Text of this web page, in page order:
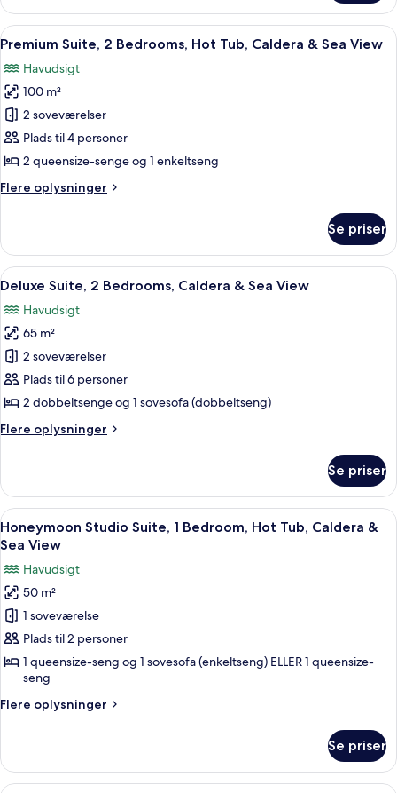
View
Suite,
Bedroom,
&
Sea
View
Indlæs
alle
billeder
af
Premium
Suite,
2
Hot
&
Sea
Et moderne, minimalistisk værelse
17
Premium Suite, 2 Bedrooms, Hot Tub, Caldera & Sea View
Havudsigt
100 m²
2 soveværelser
Plads til 4 personer
2 queensize-senge og 1 enkeltseng
Flere oplysninger
Flere
Suite,
Bedrooms,
Tub,
Caldera
&
Sea
View
Se priser
Indlæs
alle
billeder
af
Deluxe
Suite,
2
Caldera
View
Et hotelværelse med en stor seng,
5
Deluxe Suite, 2 Bedrooms, Caldera & Sea View
Havudsigt
65 m²
2 soveværelser
Plads til 6 personer
2 dobbeltsenge og 1 sovesofa (dobbeltseng)
Flere oplysninger
Flere
Suite,
Bedrooms,
Caldera
Sea
View
Se priser
Indlæs
alle
af
Honeymoon
Studio
Suite,
1
Bedroom,
Hot
&
Sea
Et moderne soveværelse med
13
Honeymoon Studio Suite, 1 Bedroom, Hot Tub, Caldera &
Sea View
Havudsigt
50 m²
1 soveværelse
Plads til 2 personer
1 queensize-seng og 1 sovesofa (enkeltseng) ELLER 1 queensize-
seng
Flere oplysninger
Flere
Studio
Suite,
Se priser
Et moderne hotelværelse med